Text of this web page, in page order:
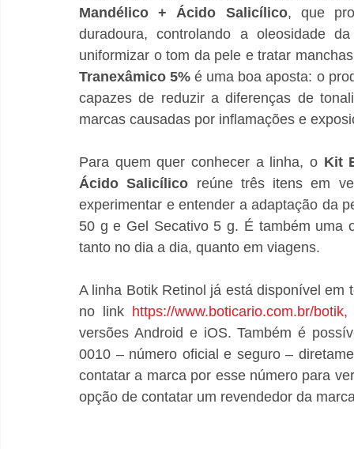
Mandélico + Ácido Salicílico, que
duradoura, controlando a oleosidade
uniformizar o tom da pele e tratar
Tranexâmico 5% é uma boa aposta: o
capazes de reduzir a diferenças de
marcas causadas por inflamações e
Para quem quer conhecer a linha, o Kit
Ácido Salicílico reúne três itens em
experimentar e entender a adaptação da
50 g e Gel Secativo 5 g. É também uma
tanto no dia a dia, quanto em viagens.
A linha Botik Retinol já está disponível
no link https://www.boticario.com.br/botik,
versões Android e iOS. Também é
0010 – número oficial e seguro –
contatar a marca por esse número para
opção de contatar um revendedor da